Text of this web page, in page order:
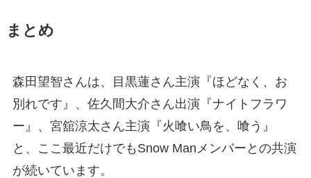
まとめ
森田望智さんは、目黒蓮さん主演『ほどなく、お
別れです』、佐久間大介さん出演『ナイトフラワ
ー』、宮舘涼太さん主演『火喰い鳥を、喰う』
と、ここ最近だけでもSnow Manメンバーとの共演
が続いています。